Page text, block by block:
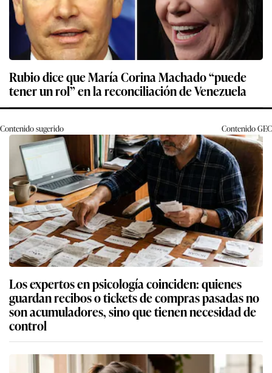
Rubio dice que María Corina Machado “puede
tener un rol” en la reconciliación de Venezuela
Contenido sugerido ContenidoGEC
Los expertos en psicología coinciden: quienes
guardan recibos o tickets de compras pasadas no
son acumuladores, sino que tienen necesidad de
control